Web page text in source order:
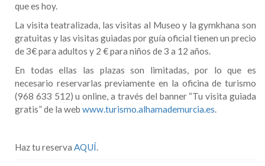
que es hoy.
La visita teatralizada, las visitas al Museo y la gymkhana son
gratuitas y las visitas guiadas por guía oficial tienen un precio
de 3€ para adultos y 2 € para niños de 3 a 12 años.
En todas ellas las plazas son limitadas, por lo que es
necesario reservarlas previamente en la oficina de turismo
(968 633 512) u online, a través del banner “Tu visita guiada
gratis” de la web www.turismo.alhamademurcia.es.
Haz tu reserva AQUÍ.